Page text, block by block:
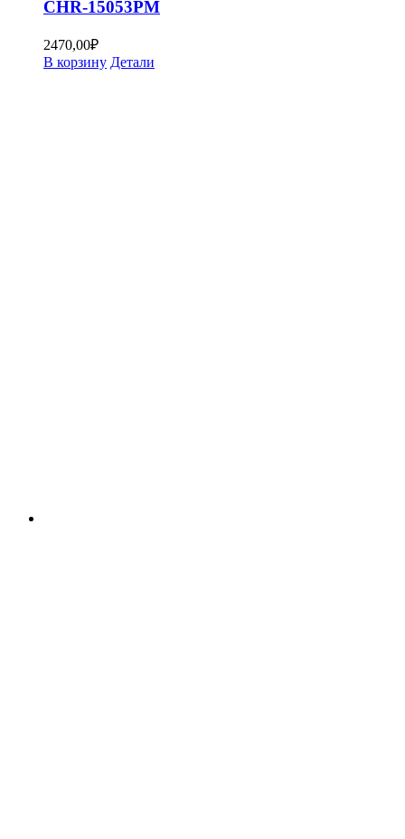
CHR-15053PM
2470,00₽
В корзину Детали